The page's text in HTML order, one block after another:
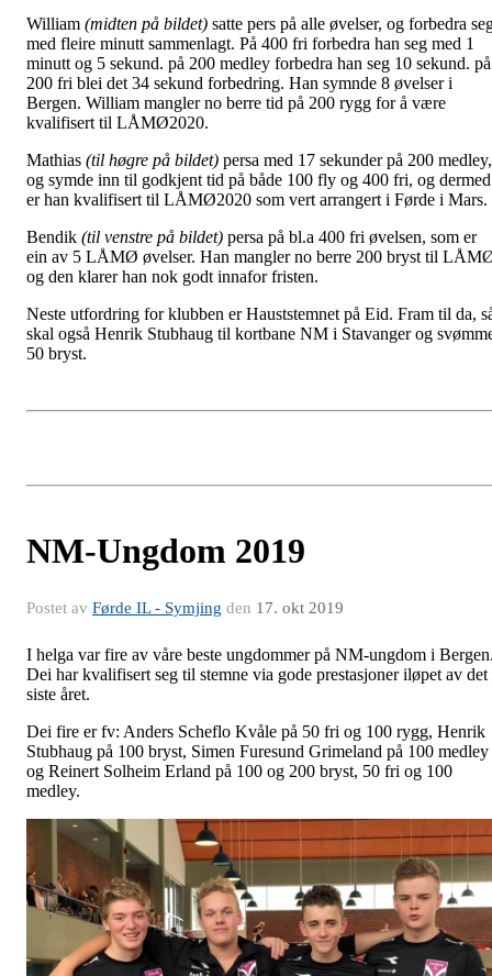
William (midten på bildet) satte pers på alle øvelser, og forbedra
med fleire minutt sammenlagt. På 400 fri forbedra han seg med 1
minutt og 5 sekund. på 200 medley forbedra han seg 10 sekund. på
200 fri blei det 34 sekund forbedring. Han symnde 8 øvelser i
Bergen. William mangler no berre tid på 200 rygg for å være
kvalifisert til LÅMØ2020.
Mathias (til høgre på bildet) persa med 17 sekunder på 200 medley,
og symde inn til godkjent tid på både 100 fly og 400 fri, og dermed
er han kvalifisert til LÅMØ2020 som vert arrangert i Førde i Mars.
Bendik (til venstre på bildet) persa på bl.a 400 fri øvelsen, som er
ein av 5 LÅMØ øvelser. Han mangler no berre 200 bryst til
og den klarer han nok godt innafor fristen.
Neste utfordring for klubben er Hauststemnet på Eid. Fram til da,
skal også Henrik Stubhaug til kortbane NM i Stavanger og
50 bryst.
NM-Ungdom 2019
Postet av Førde IL - Symjing den 17. okt 2019
I helga var fire av våre beste ungdommer på NM-ungdom i
Dei har kvalifisert seg til stemne via gode prestasjoner iløpet av det
siste året.
Dei fire er fv: Anders Scheflo Kvåle på 50 fri og 100 rygg, Henrik
Stubhaug på 100 bryst, Simen Furesund Grimeland på 100 medley
og Reinert Solheim Erland på 100 og 200 bryst, 50 fri og 100
medley.